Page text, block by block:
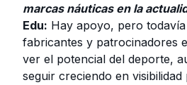
marcas náuticas en la
Edu: Hay apoyo, pero
fabricantes y patrocinadores
ver el potencial del deporte,
seguir creciendo en